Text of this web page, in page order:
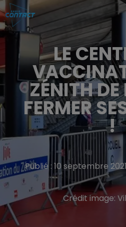
LE
ZÉNITH DE
FERMER
!
Publié : 10 septembre
Crédit image: